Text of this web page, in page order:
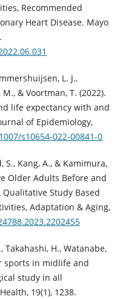
Recommended
Heart Disease. Mayo
L. J.,
& Voortman, T. (2022).
life expectancy with and
of Epidemiology,
s10654-022-00841-0
S., Kang, A., & Kamimura,
Older Adults Before and
Qualitative Study Based
Adaptation & Aging,
Takahashi, H., Watanabe,
sports in midlife and
study in all
19(1), 1238.